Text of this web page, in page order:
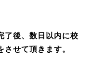
了後、数日以内に校
せて頂きます。